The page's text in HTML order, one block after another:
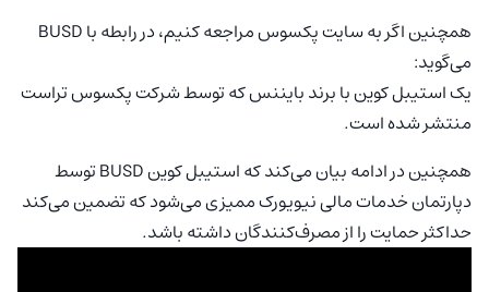
همچنین اگر به سایت پکسوس مراجعه کنیم، در رابطه با BUSD
می‌گوید:
یک استیبل کوین با برند بایننس که توسط شرکت پکسوس تراست
منتشر شده است.
همچنین در ادامه بیان می‌کند که استیبل کوین BUSD توسط
دپارتمان خدمات مالی نیویورک ممیزی می‌شود که تضمین می‌کند
حداکثر حمایت را از مصرف‌کنندگان داشته باشد.